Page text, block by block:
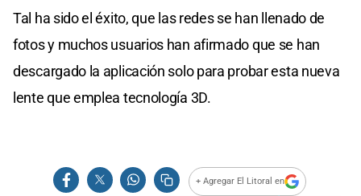
Tal ha sido el éxito, que las redes se han llenado de
fotos y muchos usuarios han afirmado que se han
descargado la aplicación solo para probar esta nueva
lente que emplea tecnología 3D.
+ Agregar El Litoral en